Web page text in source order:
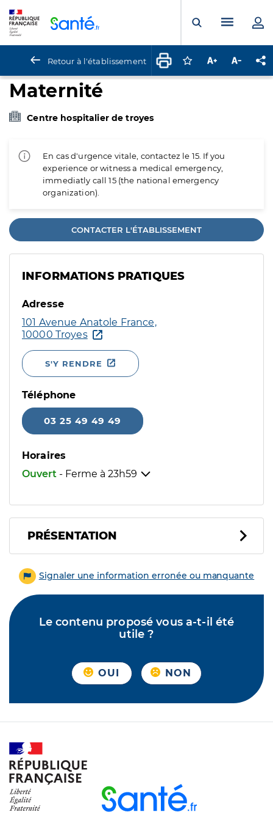
Ouvrir laMenu
Retour à l'établissement Connectez-vous
Augmenter la
Maternité
Centre hospitalier de troyes
En cas d'urgence vitale, contactez le 15. If you
experience or witness a medical emergency,
immediatly call 15 (the national emergency
organization).
CONTACTER L'ÉTABLISSEMENT
INFORMATIONS PRATIQUES
Adresse
101 Avenue Anatole France,
10000 Troyes
S'Y RENDRE
Téléphone
03 25 49 49 49
Horaires
Ouvert - Ferme à 23h59
PRÉSENTATION
Signaler une information erronée ou manquante
Le contenu proposé vous a-t-il été
utile ?
OUI NON